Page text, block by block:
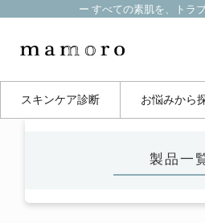
ー すべての素肌を、トラ
スキンケア診断 お悩みから
about us
製品一